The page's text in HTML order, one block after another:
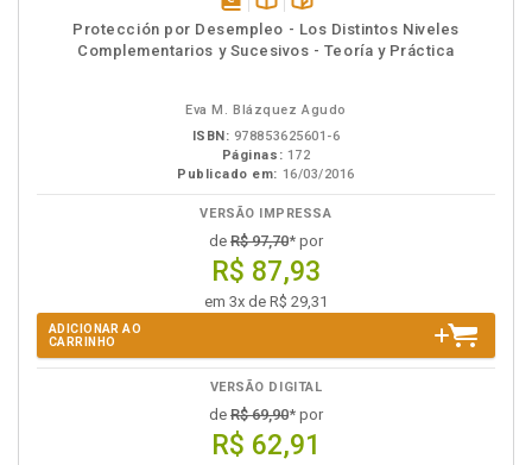
disponível
em
Disponível
na
páginas
Protección por Desempleo - Los Distintos Niveles
Complementarios y Sucesivos - Teoría y Práctica
Eva M. Blázquez Agudo
ISBN: 978853625601-6
Páginas: 172
Publicado em: 16/03/2016
VERSÃO IMPRESSA
de R$ 97,70* por
R$ 87,93
em 3x de R$ 29,31
ADICIONAR AO
CARRINHO
VERSÃO DIGITAL
de R$ 69,90* por
R$ 62,91